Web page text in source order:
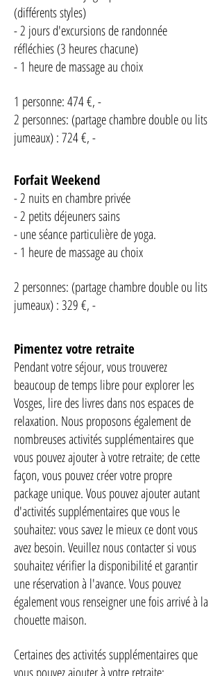
(différents styles)
- 2 jours d'excursions de randonnée
réfléchies (3 heures chacune)
- 1 heure de massage au choix
1 personne: 474 €, -
2 personnes: (partage chambre double ou lits
jumeaux) : 724 €, -
Forfait Weekend
- 2 nuits en chambre privée
- 2 petits déjeuners sains
- une séance particulière de yoga.
- 1 heure de massage au choix
2 personnes: (partage chambre double ou lits
jumeaux) : 329 €, -
Pimentez votre retraite
Pendant votre séjour, vous trouverez
beaucoup de temps libre pour explorer les
Vosges, lire des livres dans nos espaces de
relaxation. Nous proposons également de
nombreuses activités supplémentaires que
vous pouvez ajouter à votre retraite; de cette
façon, vous pouvez créer votre propre
package unique. Vous pouvez ajouter autant
d'activités supplémentaires que vous le
souhaitez: vous savez le mieux ce dont vous
avez besoin. Veuillez nous contacter si vous
souhaitez vérifier la disponibilité et garantir
une réservation à l'avance. Vous pouvez
également vous renseigner une fois arrivé à la
chouette maison.
Certaines des activités supplémentaires que